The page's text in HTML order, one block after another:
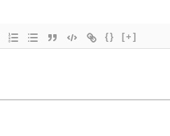
{} [+]